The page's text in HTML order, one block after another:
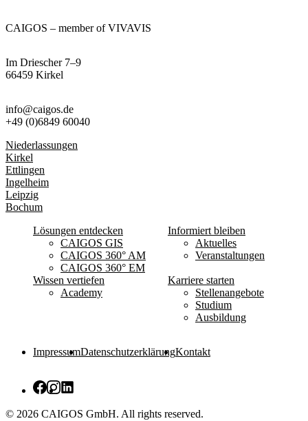
CAIGOS – member of VIVAVIS
Im Driescher 7–9
66459 Kirkel
info@caigos.de
+49 (0)6849 60040
Niederlassungen
Kirkel
Ettlingen
Ingelheim
Leipzig
Bochum
Lösungen entdecken
CAIGOS GIS
CAIGOS 360° AM
CAIGOS 360° EM
Informiert bleiben
Aktuelles
Veranstaltungen
Wissen vertiefen
Academy
Karriere starten
Stellenangebote
Studium
Ausbildung
ImpressumDatenschutzerklärungKontakt
© 2026 CAIGOS GmbH. All rights reserved.